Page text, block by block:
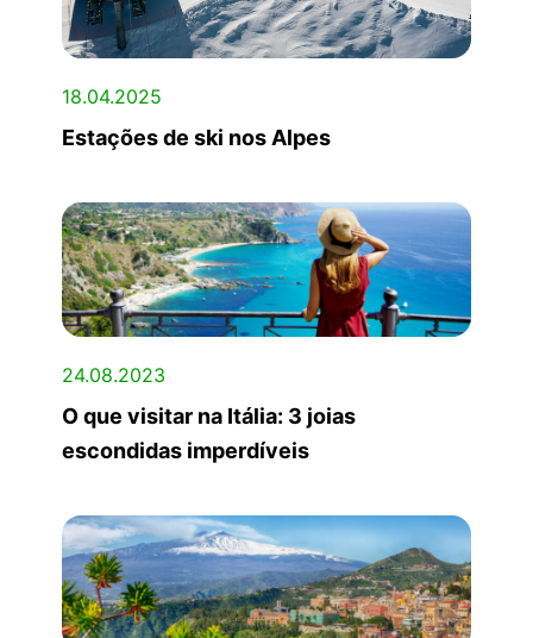
18.04.2025
Estações de ski nos Alpes
24.08.2023
O que visitar na Itália: 3 joias
escondidas imperdíveis